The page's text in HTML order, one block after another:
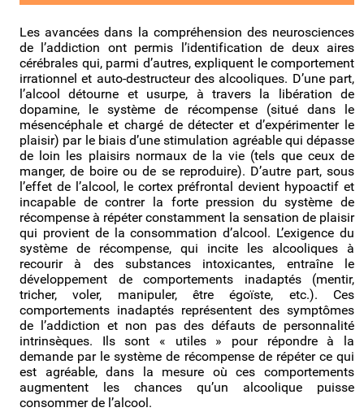
Les avancées dans la compréhension des neurosciences
de l’addiction ont permis l’identification de deux aires
cérébrales qui, parmi d’autres, expliquent le comportement
irrationnel et auto-destructeur des alcooliques. D’une part,
l’alcool détourne et usurpe, à travers la libération de
dopamine, le système de récompense (situé dans le
mésencéphale et chargé de détecter et d’expérimenter le
plaisir) par le biais d’une stimulation agréable qui dépasse
de loin les plaisirs normaux de la vie (tels que ceux de
manger, de boire ou de se reproduire). D’autre part, sous
l’effet de l’alcool, le cortex préfrontal devient hypoactif et
incapable de contrer la forte pression du système de
récompense à répéter constamment la sensation de plaisir
qui provient de la consommation d’alcool. L’exigence du
système de récompense, qui incite les alcooliques à
recourir à des substances intoxicantes, entraîne le
développement de comportements inadaptés (mentir,
tricher, voler, manipuler, être égoïste, etc.). Ces
comportements inadaptés représentent des symptômes
de l’addiction et non pas des défauts de personnalité
intrinsèques. Ils sont « utiles » pour répondre à la
demande par le système de récompense de répéter ce qui
est agréable, dans la mesure où ces comportements
augmentent les chances qu’un alcoolique puisse
consommer de l’alcool.